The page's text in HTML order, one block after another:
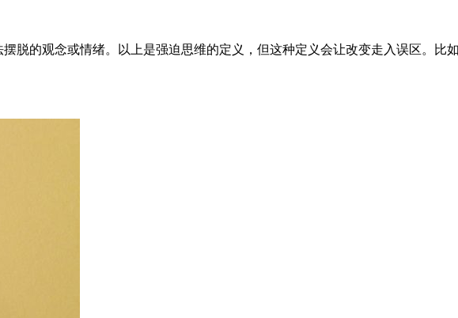
脱的观念或情绪。以上是强迫思维的定义，但这种定义会让改变走入误区。比